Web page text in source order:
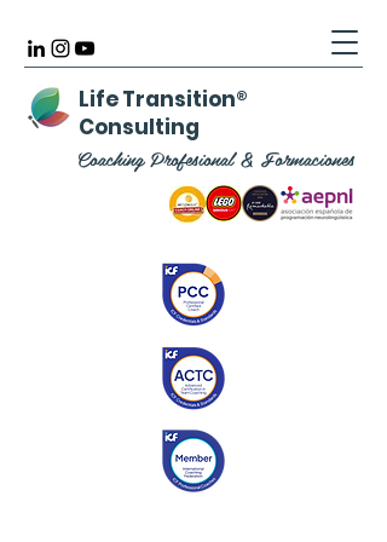
Life Transition®
Consulting
Coaching Profesional & Formaciones